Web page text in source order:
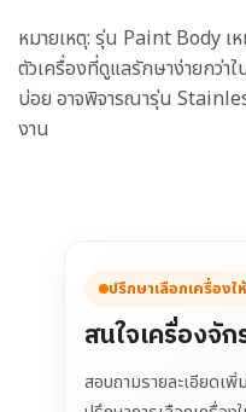
หมายเหตุ: รุ่น Paint Body เ
ตัวเครื่องที่ดูแลรักษาง่ายกว่า
บ่อย อาจพิจารณารุ่น
งาน
ปรึกษาเลือกเครื่อง
สนใจเครื่องจั
สอบถามรายละเอียดเพิ่